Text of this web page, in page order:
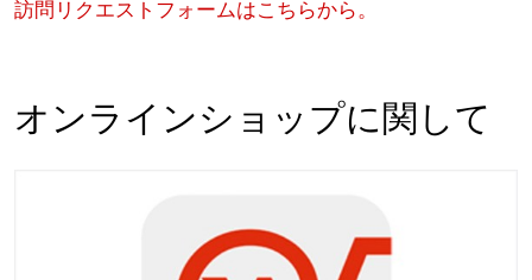
訪問リクエストフォームはこちらから。
オンラインショップに関して